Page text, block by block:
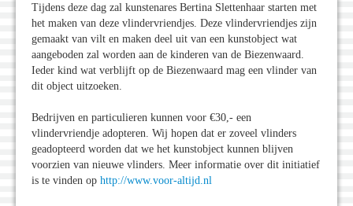
Tijdens deze dag zal kunstenares Bertina Slettenhaar starten met
het maken van deze vlindervriendjes. Deze vlindervriendjes zijn
gemaakt van vilt en maken deel uit van een kunstobject wat
aangeboden zal worden aan de kinderen van de Biezenwaard.
Ieder kind wat verblijft op de Biezenwaard mag een vlinder van
dit object uitzoeken.
Bedrijven en particulieren kunnen voor €30,- een
vlindervriendje adopteren. Wij hopen dat er zoveel vlinders
geadopteerd worden dat we het kunstobject kunnen blijven
voorzien van nieuwe vlinders. Meer informatie over dit initiatief
is te vinden op http://www.voor-altijd.nl